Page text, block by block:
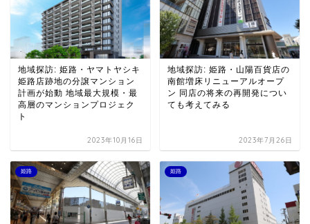
地域探訪: 姫路・ヤマトヤシキ
姫路店跡地の分譲マンション
計画が始動 地域最大規模・最
高層のマンションプロジェク
ト
2023年10月16日
地域探訪: 姫路・山陽百貨店の
南館増床リニューアルオープ
ン 同店の将来の再開発につい
ても考えてみる
2023年7月26日
姫路 姫路